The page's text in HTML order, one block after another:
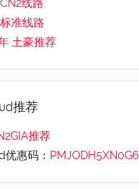
线路
准线路
土豪推荐
推荐
推荐
惠码： PMJODH5XN0G6